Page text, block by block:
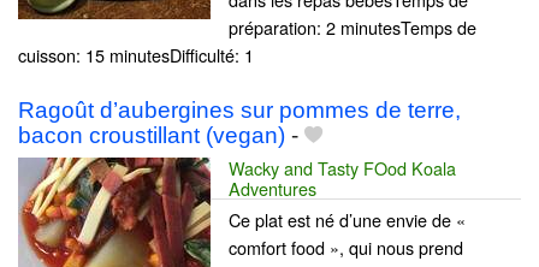
préparation: 2 minutesTemps de
cuisson: 15 minutesDifficulté: 1
Ragoût d’aubergines sur pommes de terre,
bacon croustillant (vegan) -
Wacky and Tasty FOod Koala
Adventures
Ce plat est né d’une envie de «
comfort food », qui nous prend